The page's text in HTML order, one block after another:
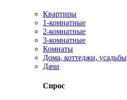
Квартиры
1-комнатные
2-комнатные
3-комнатные
Комнаты
Дома, коттеджи, усадьбы
Дачи
Спрос